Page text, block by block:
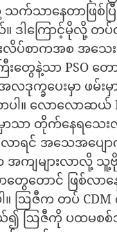
သာနေတာဖြစ်
ကြောင့်မိုလို့ တပ်ထဲ
ပ်စာကအစ အသေ
တွေနဲ့သာ PSO တ
အလဒုက္ခပေးမှာ
ါ။ လောလောဆယ်
ာသာ တိုက်နေရသေ
လာရင် အသေအပျေ
မှာ အကျများလ
ေတောင် ဖြစ်လာနေ
ဩဇီက တပ် CDM
ဩဇီကို ပထမစစ်သ